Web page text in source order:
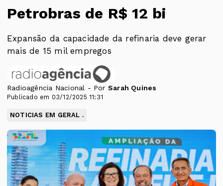
Petrobras de R$ 12 bi
Expansão da capacidade da refinaria deve gerar
mais de 15 mil empregos
Radioagência Nacional - Por Sarah Quines
Publicado em 03/12/2025 11:31
NOTICIAS EM GERAL .